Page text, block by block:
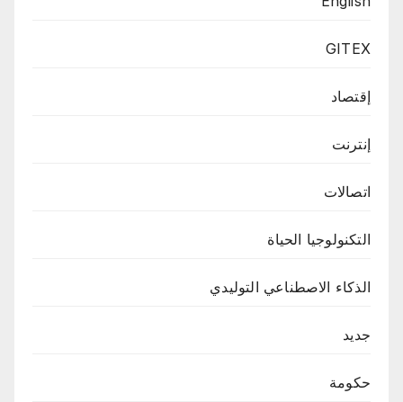
GITEX
إقتصاد
إنترنت
اتصالات
التكنولوجيا الحياة
الذكاء الاصطناعي التوليدي
جديد
حكومة